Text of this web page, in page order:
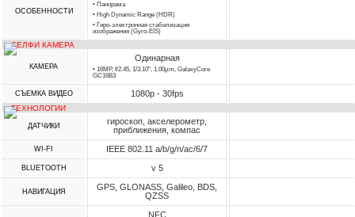
ОСОБЕННОСТИ
• Панорама
• High Dynamic Range (HDR)
• Гиро-электронная стабилизация
изображения (Gyro-EIS)
СЕЛФИ КАМЕРА
КАМЕРА
Одинарная
• 16MP, f/2.45, 1/3.10", 1.00µm, GalaxyCore
GC16B3
СЪЕМКА ВИДЕО 1080p - 30fps
ТЕХНОЛОГИИ
ДАТЧИКИ
гироскоп, акселерометр,
приближения, компас
WI-FI IEEE 802.11 a/b/g/n/ac/6/7
BLUETOOTH v 5
НАВИГАЦИЯ
GPS, GLONASS, Galileo, BDS,
QZSS
NFC